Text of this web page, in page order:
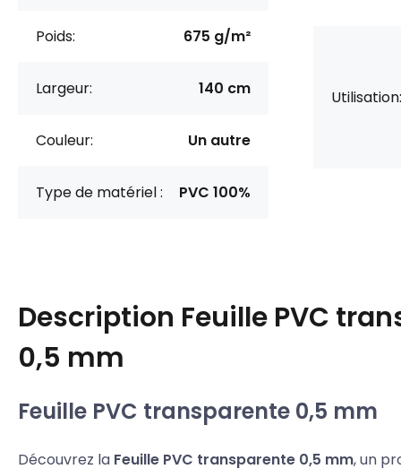
Poids: 675 g/m²
Largeur: 140 cm
Couleur: Un autre
Type de matériel : PVC 100%
Utilisation:
Description Feuille PVC
0,5 mm
Feuille PVC transparente 0,5 mm
Découvrez la Feuille PVC transparente 0,5 mm, un